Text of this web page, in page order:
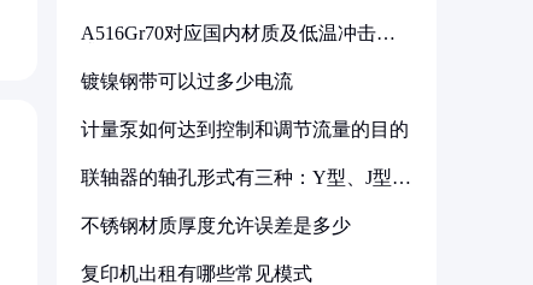
A516Gr70对应国内材质及低温冲击要
镀镍钢带可以过多少电流
计量泵如何达到控制和调节流量的目的
联轴器的轴孔形式有三种：Y型、J型、
不锈钢材质厚度允许误差是多少
复印机出租有哪些常见模式